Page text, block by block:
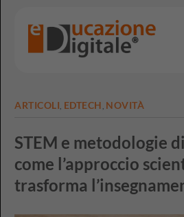
ARTICOLI EDTECH NOVITÀ
STEM e metodologie
come l’approccio
trasforma